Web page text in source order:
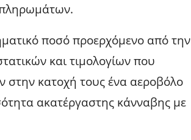
ποσό προερχόμενο από την
και τιμολογίων που
στην κατοχή τους ένα αεροβόλο
ακατέργαστης κάνναβης με